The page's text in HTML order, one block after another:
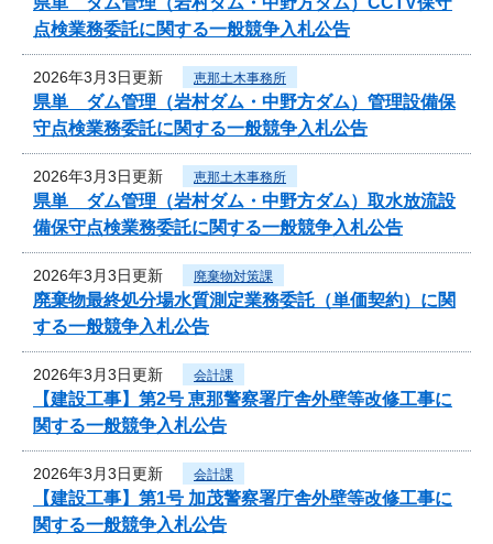
点検業務委託に関する一般競争入札公告
2026年3月3日更新 恵那土木事務所
県単 ダム管理（岩村ダム・中野方ダム）管理設備保
守点検業務委託に関する一般競争入札公告
2026年3月3日更新 恵那土木事務所
県単 ダム管理（岩村ダム・中野方ダム）取水放流設
備保守点検業務委託に関する一般競争入札公告
2026年3月3日更新 廃棄物対策課
廃棄物最終処分場水質測定業務委託（単価契約）に関
する一般競争入札公告
2026年3月3日更新 会計課
【建設工事】第2号 恵那警察署庁舎外壁等改修工事に
関する一般競争入札公告
2026年3月3日更新 会計課
【建設工事】第1号 加茂警察署庁舎外壁等改修工事に
関する一般競争入札公告